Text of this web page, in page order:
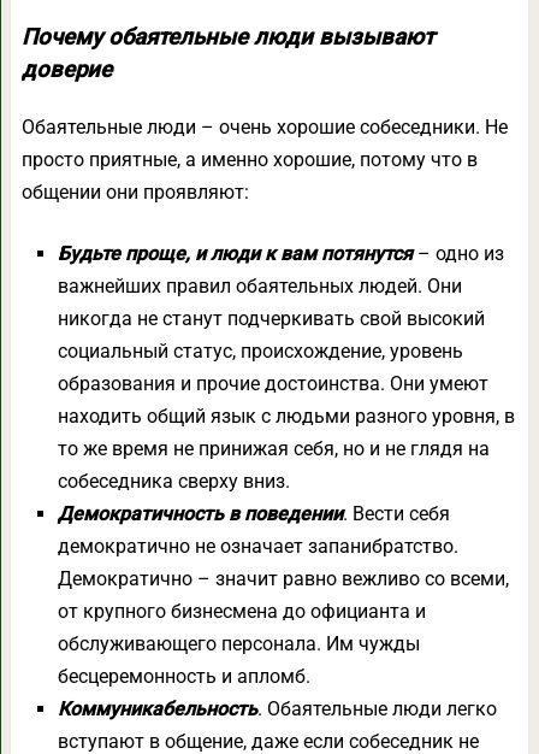
Почему обаятельные люди вызывают
доверие
Обаятельные люди – очень хорошие собеседники. Не
просто приятные, а именно хорошие, потому что в
общении они проявляют:
Будьте проще, и люди к вам потянутся– одно из
важнейших правил обаятельных людей. Они
никогда не станут подчеркивать свой высокий
социальный статус, происхождение, уровень
образования и прочие достоинства. Они умеют
находить общий язык с людьми разного уровня, в
то же время не принижая себя, но и не глядя на
собеседника сверху вниз.
Демократичность в поведении. Вести себя
демократично не означает запанибратство.
Демократично – значит равно вежливо со всеми,
от крупного бизнесмена до официанта и
обслуживающего персонала. Им чужды
бесцеремонность и апломб.
Коммуникабельность. Обаятельные люди легко
вступают в общение, даже если собеседник не